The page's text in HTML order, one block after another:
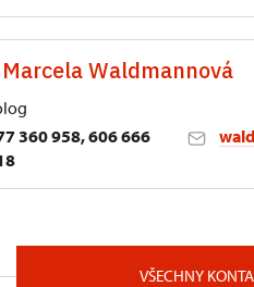
7, Plzeň 30100Waldmannová
360 958, 606 666
7, Plzeň 30100
VŠECHNY